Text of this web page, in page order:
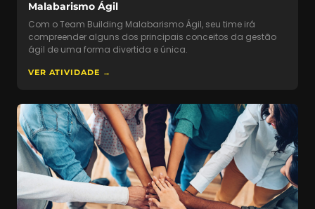
Malabarismo Ágil
Com o Team Building Malabarismo Ágil, seu time irá
compreender alguns dos principais conceitos da gestão
ágil de uma forma divertida e única.
VER ATIVIDADE →